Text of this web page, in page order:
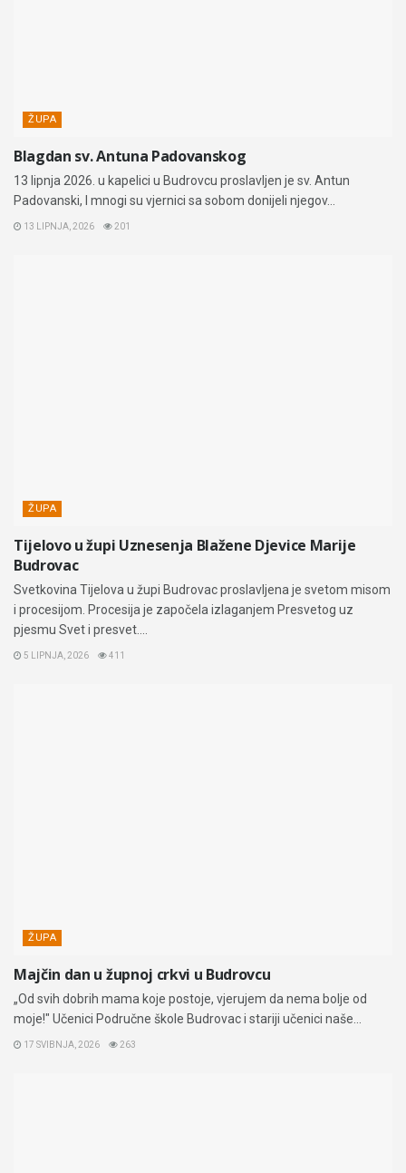
ŽUPA
Blagdan sv. Antuna Padovanskog
13 lipnja 2026. u kapelici u Budrovcu proslavljen je sv. Antun
Padovanski, I mnogi su vjernici sa sobom donijeli njegov...
13 LIPNJA, 2026 201
ŽUPA
Tijelovo u župi Uznesenja Blažene Djevice Marije
Budrovac
Svetkovina Tijelova u župi Budrovac proslavljena je svetom misom
i procesijom. Procesija je započela izlaganjem Presvetog uz
pjesmu Svet i presvet....
5 LIPNJA, 2026 411
ŽUPA
Majčin dan u župnoj crkvi u Budrovcu
„Od svih dobrih mama koje postoje, vjerujem da nema bolje od
moje!" Učenici Područne škole Budrovac i stariji učenici naše...
17 SVIBNJA, 2026 263